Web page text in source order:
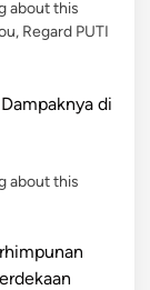
about this
Regard PUTI
di
about this